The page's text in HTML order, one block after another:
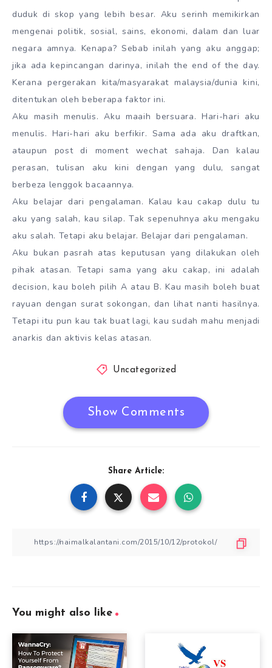
duduk di skop yang lebih besar. Aku serinh memikirkan
mengenai politik, sosial, sains, ekonomi, dalam dan luar
negara amnya. Kenapa? Sebab inilah yang aku anggap;
jika ada kepincangan darinya, inilah the end of the day.
Kerana pergerakan kita/masyarakat malaysia/dunia kini,
ditentukan oleh beberapa faktor ini.
Aku masih menulis. Aku maaih bersuara. Hari-hari aku
menulis. Hari-hari aku berfikir. Sama ada aku draftkan,
ataupun post di moment wechat sahaja. Dan kalau
perasan, tulisan aku kini dengan yang dulu, sangat
berbeza lenggok bacaannya.
Aku belajar dari pengalaman. Kalau kau cakap dulu tu
aku yang salah, kau silap. Tak sepenuhnya aku mengaku
aku salah. Tetapi aku belajar. Belajar dari pengalaman.
Aku bukan pasrah atas keputusan yang dilakukan oleh
pihak atasan. Tetapi sama yang aku cakap, ini adalah
decision, kau boleh pilih A atau B. Kau masih boleh buat
rayuan dengan surat sokongan, dan lihat nanti hasilnya.
Tetapi itu pun kau tak buat lagi, kau sudah mahu menjadi
anarkis dan aktivis kelas atasan.
Uncategorized
Show Comments
Share Article:
You might also like